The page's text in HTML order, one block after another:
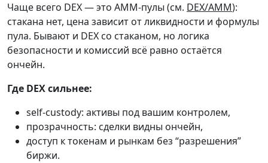
Чаще всего DEX — это AMM-пулы (см. DEX/AMM):
стакана нет, цена зависит от ликвидности и формулы
пула. Бывают и DEX со стаканом, но логика
безопасности и комиссий всё равно остаётся
ончейн.
Где DEX сильнее:
self-custody: активы под вашим контролем,
прозрачность: сделки видны ончейн,
доступ к токенам и рынкам без “разрешения”
биржи.